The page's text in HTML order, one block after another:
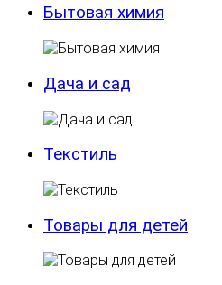
Бытовая химия
Дача и сад
Текстиль
Товары для детей